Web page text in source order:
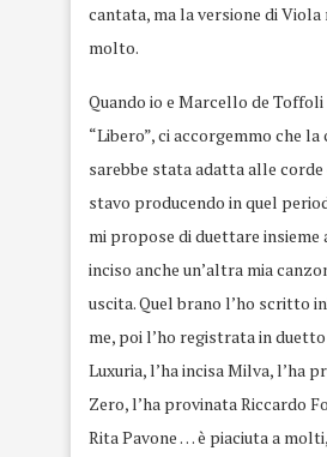
cantata, ma la versione di Viola
molto.
Quando io e Marcello de
“Libero”, ci accorgemmo che la
sarebbe stata adatta alle corde
stavo producendo in quel
mi propose di duettare insieme
inciso anche un’altra mia
uscita. Quel brano l’ho scritto
me, poi l’ho registrata in
Luxuria, l’ha incisa Milva, l’ha
Zero, l’ha provinata Riccardo
Rita Pavone … è piaciuta a